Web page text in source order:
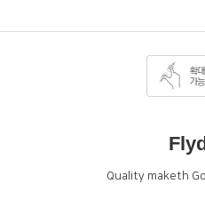
Quality maketh